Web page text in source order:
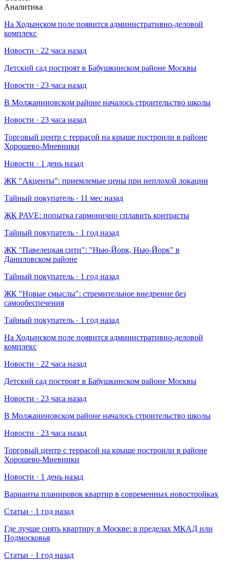
Аналитика
На Ходынском поле появится административно-деловой
комплекс
Новости · 22 часа назад
Детский сад построят в Бабушкинском районе Москвы
Новости · 23 часа назад
В Молжаниновском районе началось строительство школы
Новости · 23 часа назад
Торговый центр с террасой на крыше построили в районе
Хорошево-Мневники
Новости · 1 день назад
​ЖК "Акценты": приемлемые цены при неплохой локации
Тайный покупатель · 11 мес назад
​ЖК PAVE: попытка гармонично сплавить контрасты
Тайный покупатель · 1 год назад
​ЖК "Павелецкая сити": "Нью-Йорк, Нью-Йорк" в
Даниловском районе
Тайный покупатель · 1 год назад
​ЖК "Новые смыслы": стремительное внедрение без
самообеспечения
Тайный покупатель · 1 год назад
На Ходынском поле появится административно-деловой
комплекс
Новости · 22 часа назад
Детский сад построят в Бабушкинском районе Москвы
Новости · 23 часа назад
В Молжаниновском районе началось строительство школы
Новости · 23 часа назад
Торговый центр с террасой на крыше построили в районе
Хорошево-Мневники
Новости · 1 день назад
Варианты планировок квартир в современных новостройках
Статьи · 1 год назад
Где лучше снять квартиру в Москве: в пределах МКАД или
Подмосковья
Статьи · 1 год назад